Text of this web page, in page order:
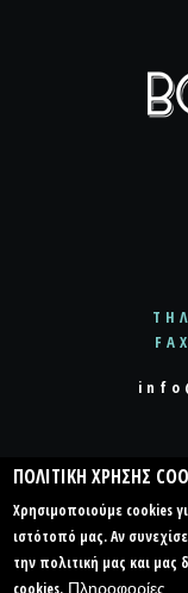
ΠΟΛΙΤΙΚΗ ΧΡΗΣΗΣ
Χρησιμοποιούμε cookies
ιστότοπό μας. Αν
την πολιτική μας και μας
Πληροφορίες